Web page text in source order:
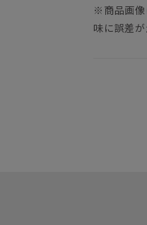
※商品画像
味に誤差